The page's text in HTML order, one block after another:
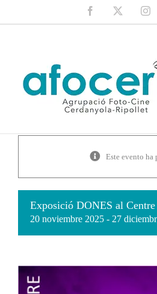
Facebook
Este evento ha
Exposició DONES al
20 noviembre 2025 - 27